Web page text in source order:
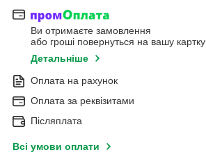
Ви отримаєте замовлення
або гроші повернуться на вашу картку
Детальніше
Оплата на рахунок
Оплата за реквізитами
Післяплата
Всі умови оплати